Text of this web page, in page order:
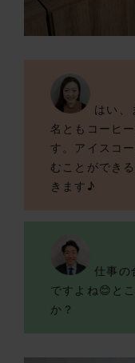
はい、
名ともコーヒ
す。アイスコ
むことができ
きます♪
仕事の
ですよね😊と
か？